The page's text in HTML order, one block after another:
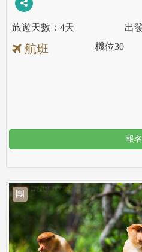
4天
航班 機位30
報名
團